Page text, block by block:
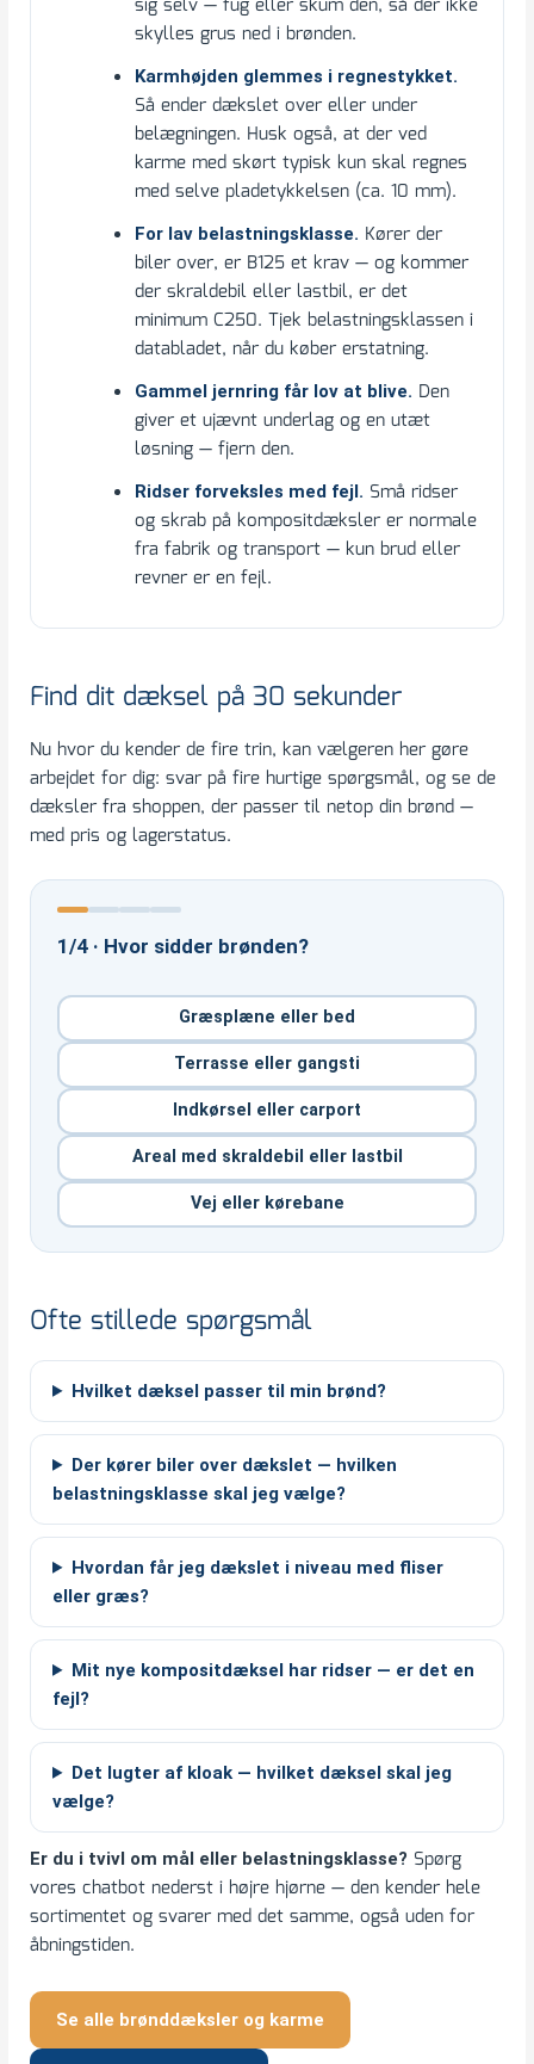
sig selv — fug eller skum den, så der ikke
skylles grus ned i brønden.
Karmhøjden glemmes i regnestykket.
Så ender dækslet over eller under
belægningen. Husk også, at der ved
karme med skørt typisk kun skal regnes
med selve pladetykkelsen (ca. 10 mm).
For lav belastningsklasse. Kører der
biler over, er B125 et krav — og kommer
der skraldebil eller lastbil, er det
minimum C250. Tjek belastningsklassen i
databladet, når du køber erstatning.
Gammel jernring får lov at blive. Den
giver et ujævnt underlag og en utæt
løsning — fjern den.
Ridser forveksles med fejl. Små ridser
og skrab på kompositdæksler er normale
fra fabrik og transport — kun brud eller
revner er en fejl.
Find dit dæksel på 30 sekunder
Nu hvor du kender de fire trin, kan vælgeren her gøre
arbejdet for dig: svar på fire hurtige spørgsmål, og se de
dæksler fra shoppen, der passer til netop din brønd —
med pris og lagerstatus.
1/4 · Hvor sidder brønden?
Græsplæne eller bed
Terrasse eller gangsti
Indkørsel eller carport
Areal med skraldebil eller lastbil
Vej eller kørebane
Ofte stillede spørgsmål
Hvilket dæksel passer til min brønd?
Der kører biler over dækslet — hvilken
belastningsklasse skal jeg vælge?
Hvordan får jeg dækslet i niveau med fliser
eller græs?
Mit nye kompositdæksel har ridser — er det en
fejl?
Det lugter af kloak — hvilket dæksel skal jeg
vælge?
Er du i tvivl om mål eller belastningsklasse? Spørg
vores chatbot nederst i højre hjørne — den kender hele
sortimentet og svarer med det samme, også uden for
åbningstiden.
Se alle brønddæksler og karme